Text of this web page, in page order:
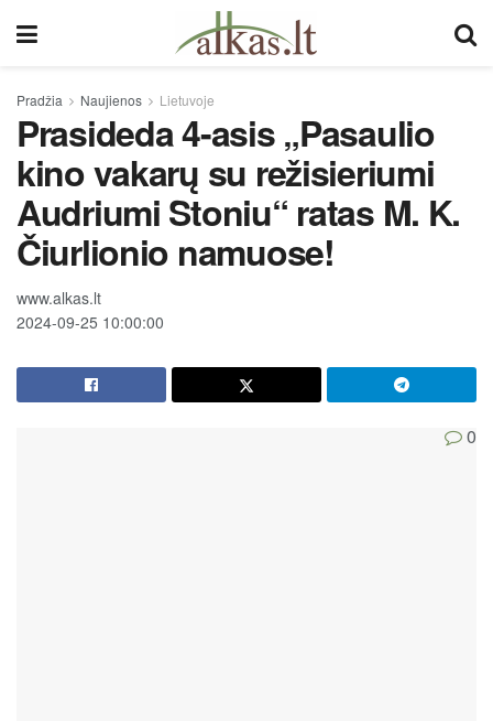
Pradžia Naujienos Lietuvoje
Prasideda 4-asis „Pasaulio
kino vakarų su režisieriumi
Audriumi Stoniu“ ratas M. K.
Čiurlionio namuose!
www.alkas.lt
2024-09-25 10:00:00
0